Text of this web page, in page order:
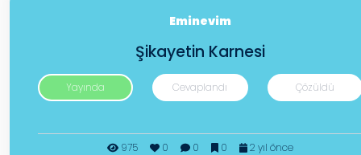
Eminevim
Şikayetin Karnesi
Yayında Cevaplandı Çözüldü
975 0 0 0 2 yıl önce